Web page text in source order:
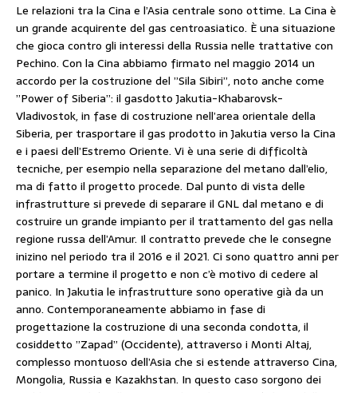
Le relazioni tra la Cina e l’Asia centrale sono ottime. La Cina è
un grande acquirente del gas centroasiatico. È una situazione
che gioca contro gli interessi della Russia nelle trattative con
Pechino. Con la Cina abbiamo firmato nel maggio 2014 un
accordo per la costruzione del ”Sila Sibiri”, noto anche come
”Power of Siberia”: il gasdotto Jakutia-Khabarovsk-
Vladivostok, in fase di costruzione nell’area orientale della
Siberia, per trasportare il gas prodotto in Jakutia verso la Cina
e i paesi dell’Estremo Oriente. Vi è una serie di difficoltà
tecniche, per esempio nella separazione del metano dall’elio,
ma di fatto il progetto procede. Dal punto di vista delle
infrastrutture si prevede di separare il GNL dal metano e di
costruire un grande impianto per il trattamento del gas nella
regione russa dell’Amur. Il contratto prevede che le consegne
inizino nel periodo tra il 2016 e il 2021. Ci sono quattro anni per
portare a termine il progetto e non c’è motivo di cedere al
panico. In Jakutia le infrastrutture sono operative già da un
anno. Contemporaneamente abbiamo in fase di
progettazione la costruzione di una seconda condotta, il
cosiddetto ”Zapad” (Occidente), attraverso i Monti Altaj,
complesso montuoso dell’Asia che si estende attraverso Cina,
Mongolia, Russia e Kazakhstan. In questo caso sorgono dei